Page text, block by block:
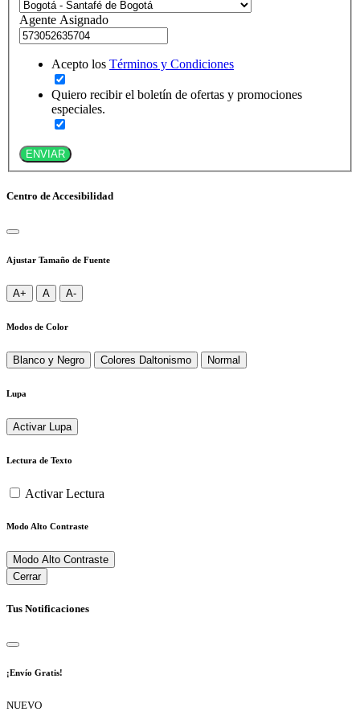
Agente Asignado
Acepto los Términos y Condiciones
Quiero recibir el boletín de ofertas y promociones
especiales.
ENVIAR
Centro de Accesibilidad
Ajustar Tamaño de Fuente
A+ A A-
Modos de Color
Blanco y Negro Colores Daltonismo Normal
Lupa
Activar Lupa
Lectura de Texto
Activar Lectura
Modo Alto Contraste
Modo Alto Contraste
Cerrar
Tus Notificaciones
¡Envío Gratis!
NUEVO